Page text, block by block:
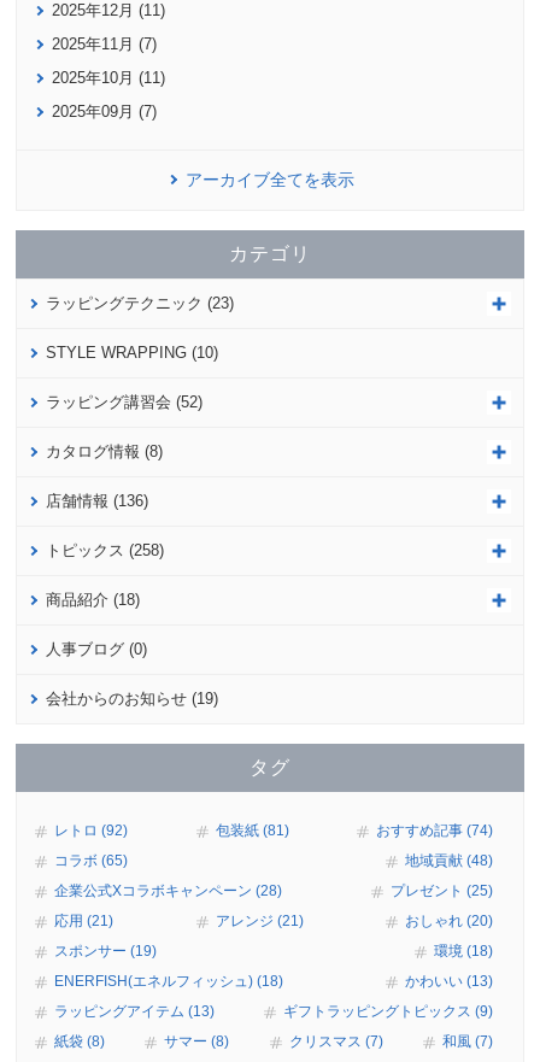
2025年12月 (11)
2025年11月 (7)
2025年10月 (11)
2025年09月 (7)
アーカイブ全てを表示
カテゴリ
ラッピングテクニック (23)
STYLE WRAPPING (10)
ラッピング講習会 (52)
カタログ情報 (8)
店舗情報 (136)
トピックス (258)
商品紹介 (18)
人事ブログ (0)
会社からのお知らせ (19)
タグ
レトロ (92) 包装紙 (81)
おすすめ記事 (74)
コラボ (65)
地域貢献 (48)
企業公式Xコラボキャンペーン (28)
プレゼント (25)
応用 (21)
アレンジ (21)
おしゃれ (20)
スポンサー (19)
環境 (18)
ENERFISH(エネルフィッシュ) (18)
かわいい (13)
ラッピングアイテム (13)
ギフトラッピングトピックス (9)
紙袋 (8)
サマー (8) クリスマス (7)
和風 (7)